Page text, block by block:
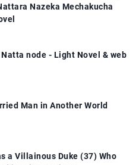
Nazeka Mechakucha
node - Light Novel & web
Man in Another World
a Villainous Duke (37) Who